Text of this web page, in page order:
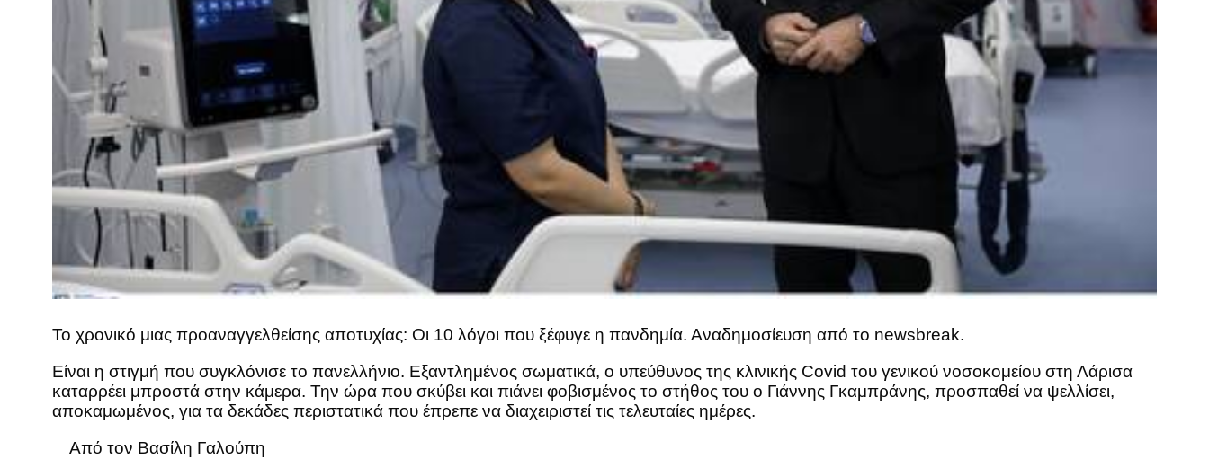
Το χρονικό μιας προαναγγελθείσης αποτυχίας: Οι 10 λόγοι που ξέφυγε η πανδημία. Αναδημοσίευση από το newsbreak.
Είναι η στιγμή που συγκλόνισε το πανελλήνιο. Εξαντλημένος σωματικά, ο υπεύθυνος της κλινικής Covid του γενικού νοσοκομείου στη Λάρισα
καταρρέει μπροστά στην κάμερα. Την ώρα που σκύβει και πιάνει φοβισμένος το στήθος του ο Γιάννης Γκαμπράνης, προσπαθεί να ψελλίσει,
αποκαμωμένος, για τα δεκάδες περιστατικά που έπρεπε να διαχειριστεί τις τελευταίες ημέρες.
Από τον Βασίλη Γαλούπη